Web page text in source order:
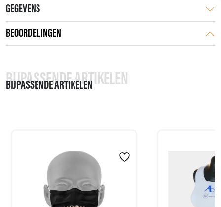
GEGEVENS
BEOORDELINGEN
BIJPASSENDE ARTIKELEN
BIJPASSENDE ARTIKELEN